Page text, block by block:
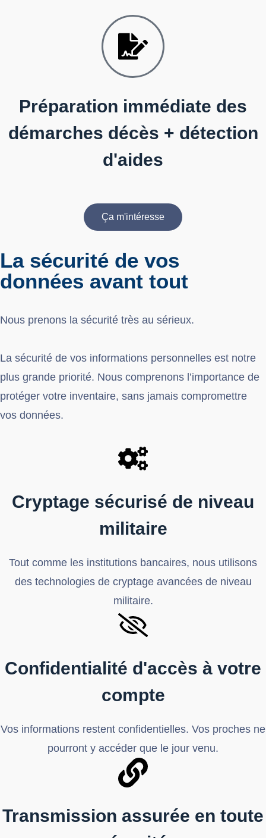
Préparation immédiate des
démarches décès + détection
d'aides
Ça m'intéresse
La sécurité de vos
données avant tout
Nous prenons la sécurité très au sérieux.
La sécurité de vos informations personnelles est notre
plus grande priorité. Nous comprenons l’importance de
protéger votre inventaire, sans jamais compromettre
vos données.
Cryptage sécurisé de niveau
militaire
Tout comme les institutions bancaires, nous utilisons
des technologies de cryptage avancées de niveau
militaire.
Confidentialité d'accès à votre
compte
Vos informations restent confidentielles. Vos proches ne
pourront y accéder que le jour venu.
Transmission assurée en toute